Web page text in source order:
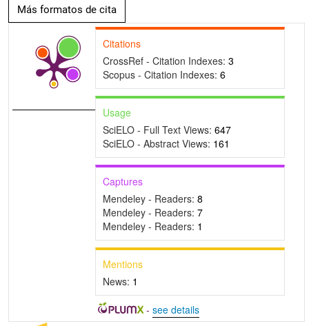
Más formatos de cita
Citations
CrossRef - Citation Indexes: 3
Scopus - Citation Indexes: 6
Usage
SciELO - Full Text Views: 647
SciELO - Abstract Views: 161
Captures
Mendeley - Readers: 8
Mendeley - Readers: 7
Mendeley - Readers: 1
Mentions
News: 1
- see details